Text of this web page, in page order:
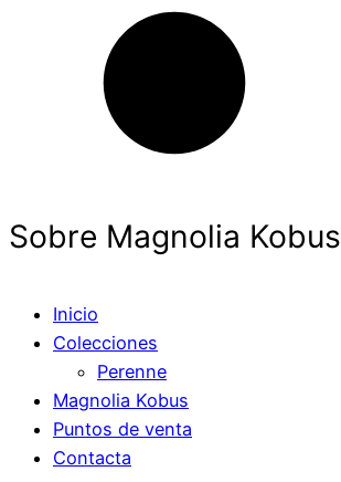
Sobre Magnolia Kobus
Inicio
Colecciones
Perenne
Magnolia Kobus
Puntos de venta
Contacta